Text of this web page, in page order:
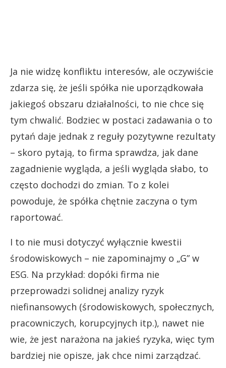
Ja nie widzę konfliktu interesów, ale oczywiście
zdarza się, że jeśli spółka nie uporządkowała
jakiegoś obszaru działalności, to nie chce się
tym chwalić. Bodziec w postaci zadawania o to
pytań daje jednak z reguły pozytywne rezultaty
– skoro pytają, to firma sprawdza, jak dane
zagadnienie wygląda, a jeśli wygląda słabo, to
często dochodzi do zmian. To z kolei
powoduje, że spółka chętnie zaczyna o tym
raportować.
I to nie musi dotyczyć wyłącznie kwestii
środowiskowych – nie zapominajmy o „G” w
ESG. Na przykład: dopóki firma nie
przeprowadzi solidnej analizy ryzyk
niefinansowych (środowiskowych, społecznych,
pracowniczych, korupcyjnych itp.), nawet nie
wie, że jest narażona na jakieś ryzyka, więc tym
bardziej nie opisze, jak chce nimi zarządzać.